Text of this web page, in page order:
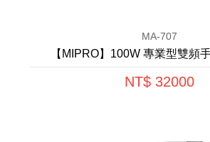
MA-707
【MIPRO】100W 專業型雙頻
NT$ 32000